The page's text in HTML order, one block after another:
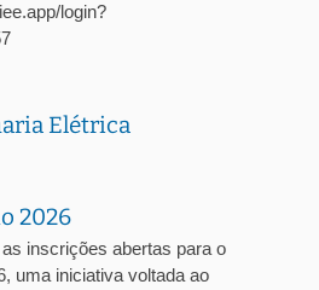
login?
Elétrica
2026
inscrições abertas para o
uma iniciativa voltada ao